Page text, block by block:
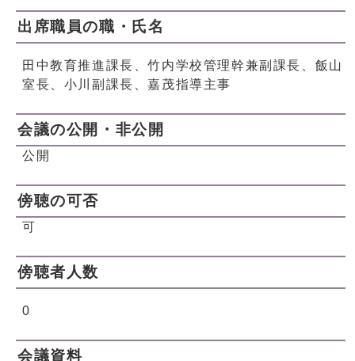
出席職員の職・氏名
田中教育推進課長、竹内学校管理幹兼副課長、飯山
室長、小川副課長、嘉茂指導主事
会議の公開・非公開
公開
傍聴の可否
可
傍聴者人数
0
会議資料